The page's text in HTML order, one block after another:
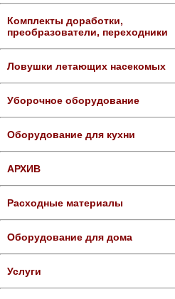
Комплекты доработки,
преобразователи, переходники
Ловушки летающих насекомых
Уборочное оборудование
Оборудование для кухни
АРХИВ
Расходные материалы
Оборудование для дома
Услуги